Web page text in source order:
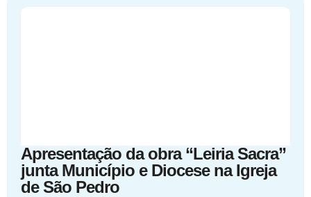
Apresentação da obra “Leiria Sacra”
junta Município e Diocese na Igreja
de São Pedro